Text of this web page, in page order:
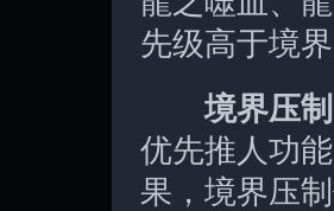
先级高于境
境界压
优先推人功
果，境界压